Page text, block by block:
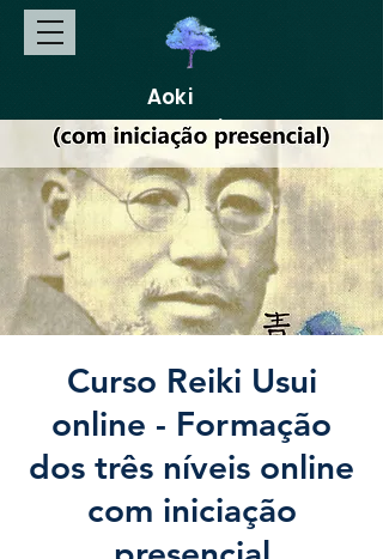
Aoki
Gakkai
Curso Reiki Usui
online - Formação
dos três níveis online
com iniciação